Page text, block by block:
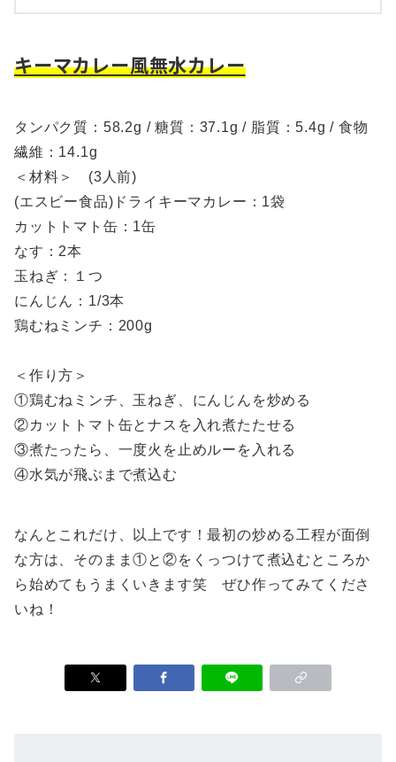
キーマカレー風無水カレー
タンパク質：58.2g / 糖質：37.1g / 脂質：5.4g / 食物
繊維：14.1g
＜材料＞ (3人前)
(エスビー食品)ドライキーマカレー：1袋
カットトマト缶：1缶
なす：2本
玉ねぎ：１つ
にんじん：1/3本
鶏むねミンチ：200g
＜作り方＞
①鶏むねミンチ、玉ねぎ、にんじんを炒める
②カットトマト缶とナスを入れ煮たたせる
③煮たったら、一度火を止めルーを入れる
④水気が飛ぶまで煮込む
なんとこれだけ、以上です！最初の炒める工程が面倒
な方は、そのまま①と②をくっつけて煮込むところか
ら始めてもうまくいきます笑 ぜひ作ってみてくださ
いね！